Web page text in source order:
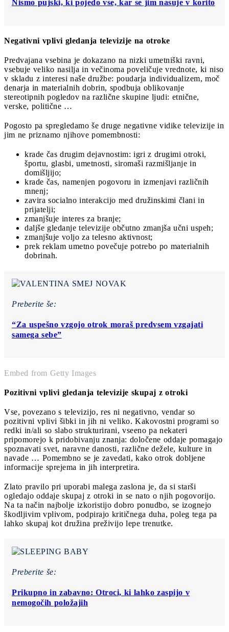
Nismo pujski, ki pojedo vse, kar se jim nasuje v korito
Negativni vplivi gledanja televizije na otroke
Predvajana vsebina je dokazano na nizki umetniški ravni,
vsebuje veliko nasilja in večinoma poveličuje vrednote, ki niso
v skladu z interesi naše družbe: poudarja individualizem, moč
denarja in materialnih dobrin, spodbuja oblikovanje
stereotipnih pogledov na različne skupine ljudi: etnične,
verske, politične …
Pogosto pa spregledamo še druge negativne vidike televizije in
jim ne priznamo njihove pomembnosti:
krade čas drugim dejavnostim: igri z drugimi otroki,
športu, glasbi, umetnosti, siromaši razmišljanje in
domišljijo;
krade čas, namenjen pogovoru in izmenjavi različnih
mnenj;
zavira socialno interakcijo med družinskimi člani in
prijatelji;
zmanjšuje interes za branje;
daljše gledanje televizije občutno zmanjša učni uspeh;
zmanjšuje voljo za telesno aktivnost;
prek reklam umetno povečuje potrebo po materialnih
dobrinah.
Preberite še:
“Za uspešno vzgojo otrok moraš predvsem vzgajati
samega sebe”
Embed from Getty Images
Pozitivni vplivi gledanja televizije skupaj z otroki
Vse, povezano s televizijo, res ni negativno, vendar so
pozitivni vplivi šibki in jih ni veliko. Kakovostni programi so
redki in/ali so slabo strukturirani, vseeno pa nekateri
pripomorejo k pridobivanju znanja: določene oddaje pomagajo
spoznavati svet, naravne danosti, različne dežele, kulture in
navade … Pomembno se je zavedati, kako otrok dobljene
informacije sprejema in jih interpretira.
Zlato pravilo pri uporabi malega zaslona je, da si starši
ogledajo oddaje skupaj z otroki in se nato o njih pogovorijo.
Na ta način najbolje izkoristijo dobro ponudbo, se izognejo
škodljivim vplivom, podpirajo kritičnega duha, poleg tega pa
lahko skupaj kot družina preživijo lepe trenutke.
Preberite še:
Prikupno in zabavno: Otroci, ki lahko zaspijo v
nemogočih položajih